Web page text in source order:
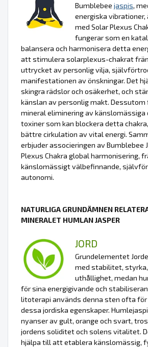
Bumblebee jaspis,
energiska vibrationer,
med Solar Plexus
fungerar som en
balansera och harmonisera detta
att stimulera solarplexus-chakrat
uttrycket av personlig vilja,
manifestationen av önskningar. Det
skingra rädslor och osäkerhet, och
känslan av personlig makt.
mineral eliminering av känslomässiga
toxiner som kan blockera detta
bättre cirkulation av vital energi.
erbjuder associeringen av Bumblebee
Plexus Chakra global harmonisering,
känslomässigt välbefinnande,
autonomi.
NATURLIGA GRUNDÄMNEN
MINERALET HUMLAN JASPER
JORD
Grundelementet
med stabilitet,
uthållighet, medan
för sina energigivande och
litoterapi används denna sten ofta
dessa jordiska egenskaper.
nyanser av gult, orange och svart,
jordens soliditet och solens vitalitet.
hjälpa till att etablera känslomässig,